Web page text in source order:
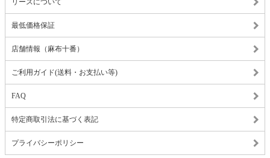
リースについて
最低価格保証
店舗情報（麻布十番）
ご利用ガイド(送料・お支払い等)
FAQ
特定商取引法に基づく表記
プライバシーポリシー